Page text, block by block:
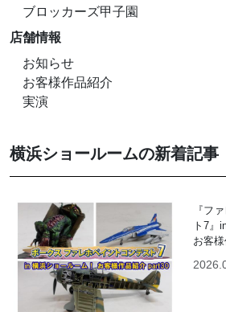
ブロッカーズ甲子園
店舗情報
お知らせ
お客様作品紹介
実演
横浜ショールームの新着記事
『フ
ト7』
お客